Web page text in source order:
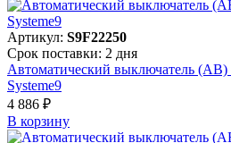
Артикул: S9F22250
Срок поставки: 2 дня
Автоматический выключатель
Systeme9
4 886 ₽
В корзинy